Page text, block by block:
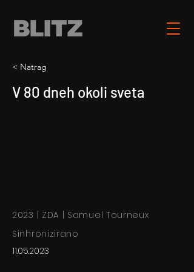
< Natrag
V 80 dneh okoli sveta
2023 | ZDA | Samuel Tourneux
Sinhronizirano
11.05.2023